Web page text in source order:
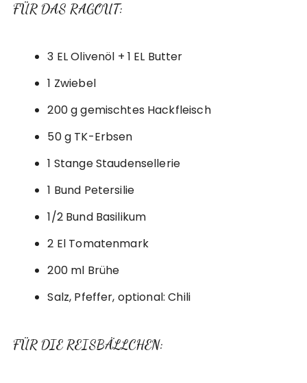
FÜR DAS RAGOUT:
3 EL Olivenöl + 1 EL Butter
1 Zwiebel
200 g gemischtes Hackfleisch
50 g TK-Erbsen
1 Stange Staudensellerie
1 Bund Petersilie
1/2 Bund Basilikum
2 El Tomatenmark
200 ml Brühe
Salz, Pfeffer, optional: Chili
FÜR DIE REISBÄLLCHEN: